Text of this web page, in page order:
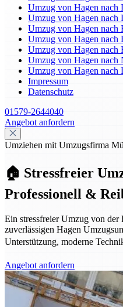
Umzug von Hagen nach
Umzug von Hagen nach
Umzug von Hagen nach
Umzug von Hagen nach
Umzug von Hagen nach
Umzug von Hagen nach
Umzug von Hagen nach
Impressum
Datenschutz
01579-2644040
Angebot anfordern
Umziehen mit Umzugsfirma
🏠 Stressfreier
Professionell &
Ein stressfreier Umzug von
zuverlässigen Hagen
Unterstützung, moderne
Angebot anfordern